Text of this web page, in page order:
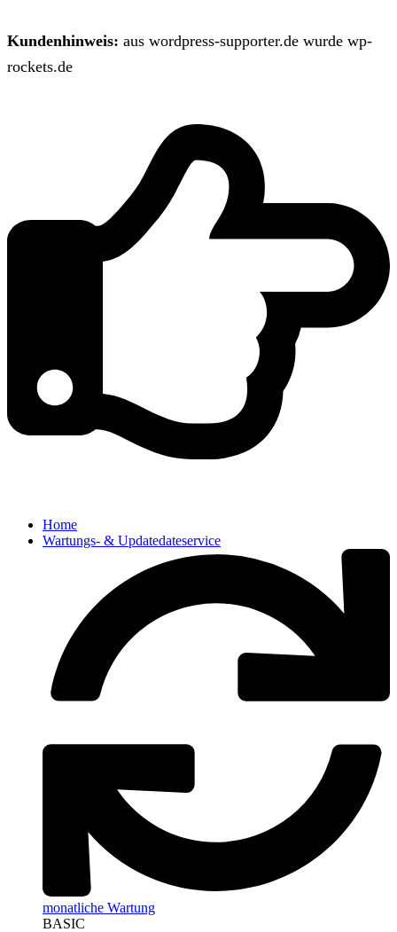
Kundenhinweis: aus wordpress-supporter.de wurde wp-
rockets.de
Home
Wartungs- & Updatedateservice
monatliche Wartung
BASIC